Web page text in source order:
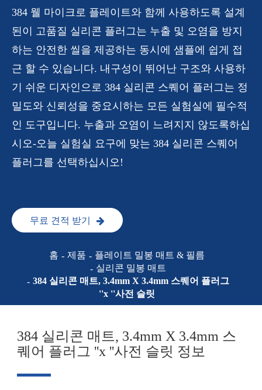
384 웰 마이크로 플레이트와 함께 사용하도록 설계
된이 고품질 실리콘 플러그는 누출 및 오염을 방지
하는 안전한 씰을 제공하는 동시에 샘플에 쉽게 접
근 할 수 있습니다. 내구성이 뛰어난 구조와 사용하
기 쉬운 디자인으로 384 실리콘 스퀘어 플러그는 정
밀도와 신뢰성을 중요시하는 모든 실험실에 필수적
인 도구입니다. 누출과 오염이 느려지지 않도록하십
시오-오늘 실험실 요구에 맞는 384 실리콘 스퀘어
플러그를 선택하십시오!
무료 견적 받기
홈 제품
플레이트 밀봉 매트 & 필름
실리콘 밀봉 매트
384 실리콘 매트, 3.4mm X 3.4mm 스퀘어 플러그
''x ''사전 슬릿
384 실리콘 매트, 3.4mm X 3.4mm 스
퀘어 플러그 ''x ''사전 슬릿 정보